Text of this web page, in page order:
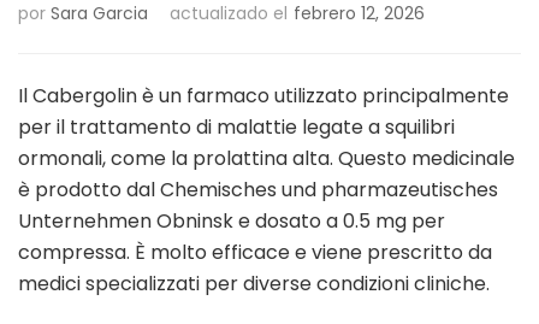
por Sara Garcia actualizado el febrero 12, 2026
Il Cabergolin è un farmaco utilizzato principalmente
per il trattamento di malattie legate a squilibri
ormonali, come la prolattina alta. Questo medicinale
è prodotto dal Chemisches und pharmazeutisches
Unternehmen Obninsk e dosato a 0.5 mg per
compressa. È molto efficace e viene prescritto da
medici specializzati per diverse condizioni cliniche.